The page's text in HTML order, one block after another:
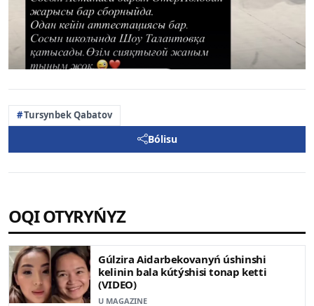
Tursynbek Qabatov
Bólisu
OQI OTYRYŃYZ
Gúlzira Aidarbekovanyń úshinshi
kelinin bala kútýshisi tonap ketti
(VIDEO)
U MAGAZINE